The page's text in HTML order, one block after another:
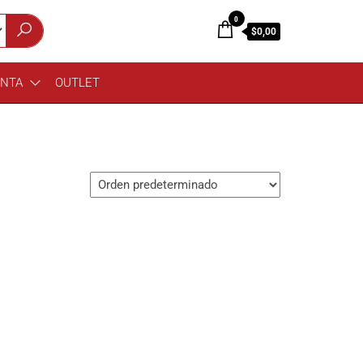
0
$0,00
OUTLET